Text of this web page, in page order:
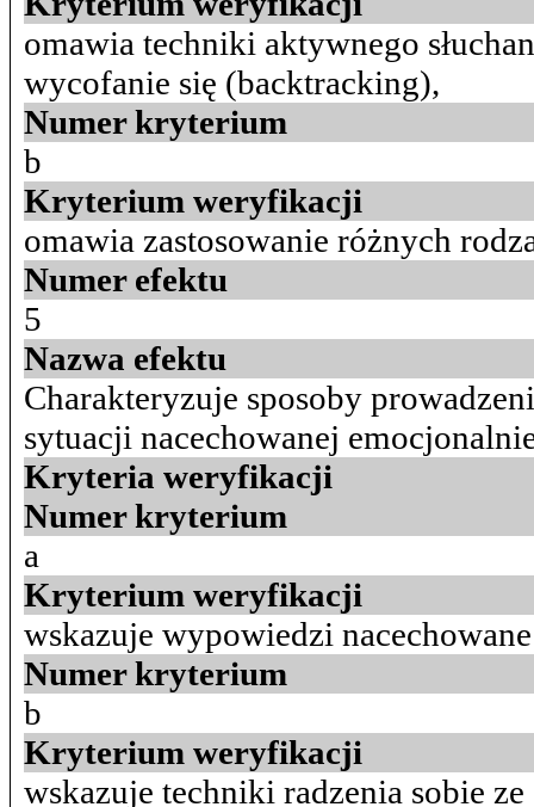
omawia techniki aktywnego
wycofanie się (backtracking),
Numer kryterium
b
Kryterium weryfikacji
omawia zastosowanie różnych
Numer efektu
5
Nazwa efektu
Charakteryzuje sposoby
sytuacji nacechowanej
Kryteria weryfikacji
Numer kryterium
a
Kryterium weryfikacji
wskazuje wypowiedzi
Numer kryterium
b
Kryterium weryfikacji
wskazuje techniki radzenia sobie